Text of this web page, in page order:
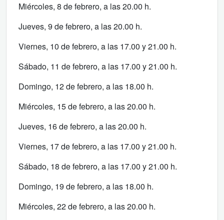
Miércoles, 8 de febrero, a las 20.00 h.
Jueves, 9 de febrero, a las 20.00 h.
Viernes, 10 de febrero, a las 17.00 y 21.00 h.
Sábado, 11 de febrero, a las 17.00 y 21.00 h.
Domingo, 12 de febrero, a las 18.00 h.
Miércoles, 15 de febrero, a las 20.00 h.
Jueves, 16 de febrero, a las 20.00 h.
Viernes, 17 de febrero, a las 17.00 y 21.00 h.
Sábado, 18 de febrero, a las 17.00 y 21.00 h.
Domingo, 19 de febrero, a las 18.00 h.
Miércoles, 22 de febrero, a las 20.00 h.